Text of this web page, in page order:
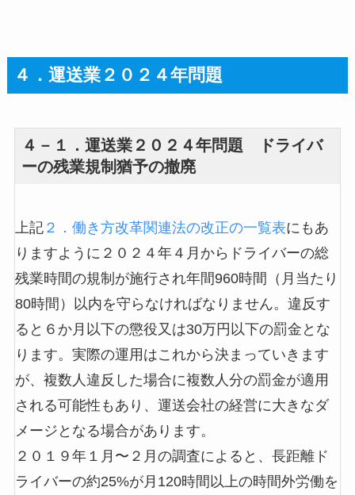
４．運送業２０２４年問題
４－１．運送業２０２４年問題 ドライバ
ーの残業規制猶予の撤廃
上記２．働き方改革関連法の改正の一覧表にもあ
りますように２０２４年４月からドライバーの総
残業時間の規制が施行され年間960時間（月当たり
80時間）以内を守らなければなりません。違反す
ると６か月以下の懲役又は30万円以下の罰金とな
ります。実際の運用はこれから決まっていきます
が、複数人違反した場合に複数人分の罰金が適用
される可能性もあり、運送会社の経営に大きなダ
メージとなる場合があります。
２０１９年１月〜２月の調査によると、長距離ド
ライバーの約25%が月120時間以上の時間外労働を